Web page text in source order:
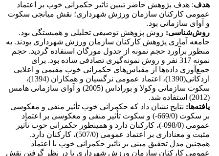
هدف: هدف پژوهش حاضر تبیین تاثیر حکمرانی خوب بر اعتماد
عمومی کارکنان سازمان ورزش شهرداری؛ نقش میانجی سکوت
و آوای سازمانی بود.
روش‌شناسی: روش پژوهش توصیفی تحلیلی و همبستگی بود.
جامعه آماری پژوهش کارکنان سازمان ورزش شهرداری بودند. به
منظور برآورد حجم نمونه از جدول مورگان استفاده گردید. حجم
نمونه 317 نفر و روش نمونه‌گیری تصادفی ساده بود. برای
جمع‌آوری داده‌ها از مقیاس‌های حکمرانی خوب مقیمی و اعلایی
اردکانی(1390)، اعتماد عمومی نرگسیان و همکاران (1394)،
سکوت سازمانی وکولا و بوراداس (2005) و آوای سازمانی هامس
(2012) استفاده شد.
یافته‌ها: نتایج نشان داد که حکمرانی خوب تأثیر منفی و معکوسی
بر سکوت (669/0-) و سکوت تأثیر منفی و معکوسی بر اعتماد
عمومی (098/0-)، کارکنان دارد و همینطور حکمرانی خوب تأثیر
مثبت و معناداری بر اعتماد عمومی (507/0)، کارکنان دارد.
همچنین مدل تحقیق مبنی بر تاثیر حکمرانی خوب با اعتماد
عمومی کارکنان سازمان ورزش شهرداری با در نظر گرفتن نقش